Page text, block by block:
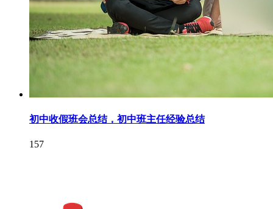
初中收假班会总结，初中班主任经验总结
157